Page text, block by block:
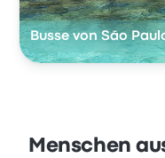
Busse von São
Menschen